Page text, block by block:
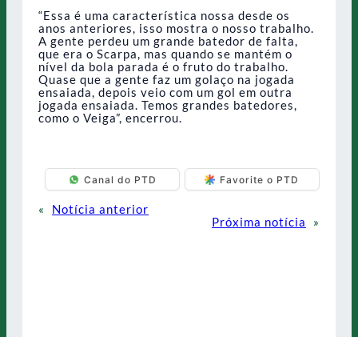
“Essa é uma característica nossa desde os
anos anteriores, isso mostra o nosso trabalho.
A gente perdeu um grande batedor de falta,
que era o Scarpa, mas quando se mantém o
nível da bola parada é o fruto do trabalho.
Quase que a gente faz um golaço na jogada
ensaiada, depois veio com um gol em outra
jogada ensaiada. Temos grandes batedores,
como o Veiga”, encerrou.
Canal do PTD Favorite o PTD
«
Notícia anterior
Próxima notícia
»